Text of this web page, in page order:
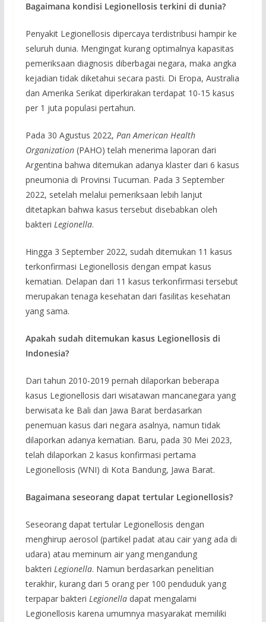
Bagaimana kondisi Legionellosis terkini di dunia?
Penyakit Legionellosis dipercaya terdistribusi hampir ke
seluruh dunia. Mengingat kurang optimalnya kapasitas
pemeriksaan diagnosis diberbagai negara, maka angka
kejadian tidak diketahui secara pasti. Di Eropa, Australia
dan Amerika Serikat diperkirakan terdapat 10-15 kasus
per 1 juta populasi pertahun.
Pada 30 Agustus 2022, Pan American Health
Organization(PAHO) telah menerima laporan dari
Argentina bahwa ditemukan adanya klaster dari 6 kasus
pneumonia di Provinsi Tucuman. Pada 3 September
2022, setelah melalui pemeriksaan lebih lanjut
ditetapkan bahwa kasus tersebut disebabkan oleh
bakteri Legionella.
Hingga 3 September 2022, sudah ditemukan 11 kasus
terkonfirmasi Legionellosis dengan empat kasus
kematian. Delapan dari 11 kasus terkonfirmasi tersebut
merupakan tenaga kesehatan dari fasilitas kesehatan
yang sama.
Apakah sudah ditemukan kasus Legionellosis di
Indonesia?
Dari tahun 2010-2019 pernah dilaporkan beberapa
kasus Legionellosis dari wisatawan mancanegara yang
berwisata ke Bali dan Jawa Barat berdasarkan
penemuan kasus dari negara asalnya, namun tidak
dilaporkan adanya kematian. Baru, pada 30 Mei 2023,
telah dilaporkan 2 kasus konfirmasi pertama
Legionellosis (WNI) di Kota Bandung, Jawa Barat.
Bagaimana seseorang dapat tertular Legionellosis?
Seseorang dapat tertular Legionellosis dengan
menghirup aerosol (partikel padat atau cair yang ada di
udara) atau meminum air yang mengandung
bakteri Legionella. Namun berdasarkan penelitian
terakhir, kurang dari 5 orang per 100 penduduk yang
terpapar bakteri Legionelladapat mengalami
Legionellosis karena umumnya masyarakat memiliki